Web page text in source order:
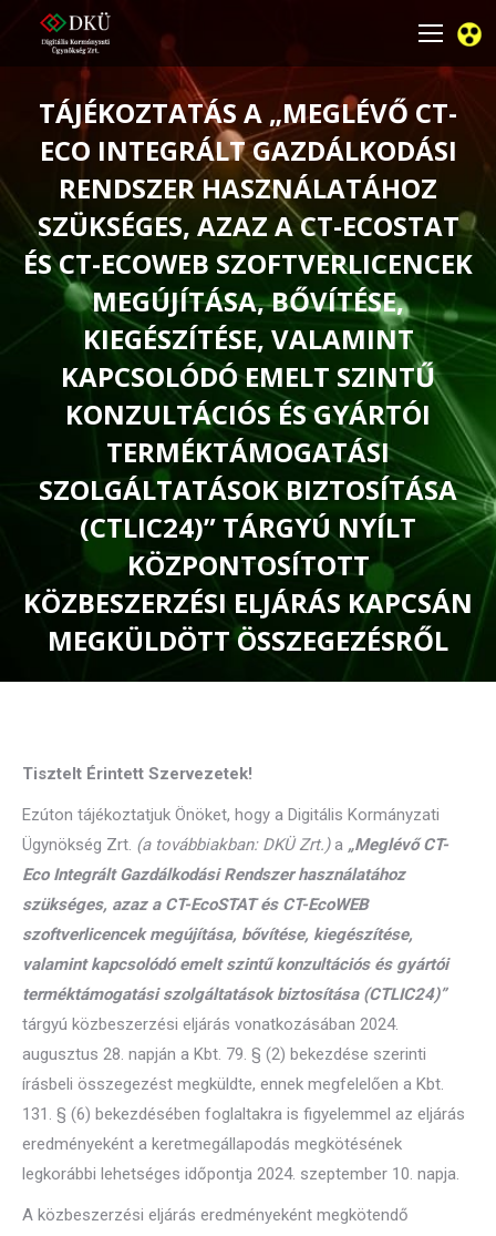
TÁJÉKOZTATÁS A „MEGLÉVŐ CT-
ECO INTEGRÁLT GAZDÁLKODÁSI
RENDSZER HASZNÁLATÁHOZ
SZÜKSÉGES, AZAZ A CT-ECOSTAT
ÉS CT-ECOWEB SZOFTVERLICENCEK
MEGÚJÍTÁSA, BŐVÍTÉSE,
KIEGÉSZÍTÉSE, VALAMINT
KAPCSOLÓDÓ EMELT SZINTŰ
KONZULTÁCIÓS ÉS GYÁRTÓI
TERMÉKTÁMOGATÁSI
SZOLGÁLTATÁSOK BIZTOSÍTÁSA
(CTLIC24)” TÁRGYÚ NYÍLT
KÖZPONTOSÍTOTT
KÖZBESZERZÉSI ELJÁRÁS KAPCSÁN
MEGKÜLDÖTT ÖSSZEGEZÉSRŐL
Tisztelt Érintett Szervezetek!
Ezúton tájékoztatjuk Önöket, hogy a Digitális Kormányzati
Ügynökség Zrt. (a továbbiakban: DKÜ Zrt.)a „Meglévő CT-
Eco Integrált Gazdálkodási Rendszer használatához
szükséges, azaz a CT-EcoSTAT és CT-EcoWEB
szoftverlicencek megújítása, bővítése, kiegészítése,
valamint kapcsolódó emelt szintű konzultációs és gyártói
terméktámogatási szolgáltatások biztosítása (CTLIC24)”
tárgyú közbeszerzési eljárás vonatkozásában 2024.
augusztus 28. napján a Kbt. 79. § (2) bekezdése szerinti
írásbeli összegezést megküldte, ennek megfelelően a Kbt.
131. § (6) bekezdésében foglaltakra is figyelemmel az eljárás
eredményeként a keretmegállapodás megkötésének
legkorábbi lehetséges időpontja 2024. szeptember 10. napja.
A közbeszerzési eljárás eredményeként megkötendő